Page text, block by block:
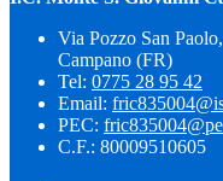
Via Pozzo San
Campano (FR)
Tel: 0775 28 95 42
Email:
PEC:
C.F.: 80009510605